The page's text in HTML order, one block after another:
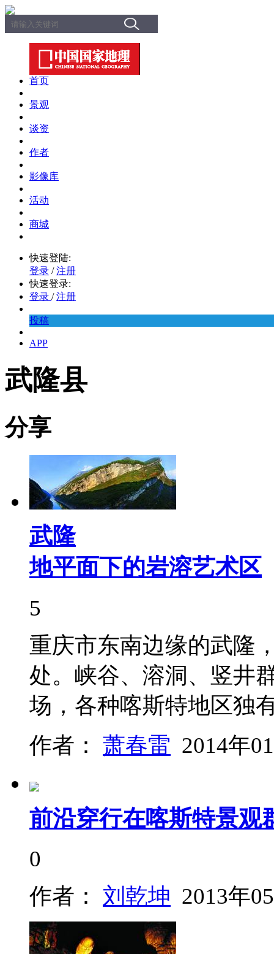
首页
景观
谈资
作者
影像库
活动
商城
快速登陆:
登录 / 注册
快速登录:
登录 / 注册
投稿
APP
武隆县
分享
武隆
地平面下的岩溶艺术区
5
重庆市东南边缘的武隆
处。峡谷、溶洞、竖井
场，各种喀斯特地区
作者： 萧春雷 2014年
前沿穿行在喀斯特景观
0
作者： 刘乾坤 2013年